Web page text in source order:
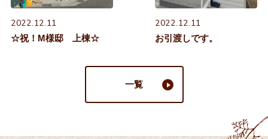
2022.12.11
☆祝！M様邸 上棟☆
2022.12.11
お引渡しです。
一覧